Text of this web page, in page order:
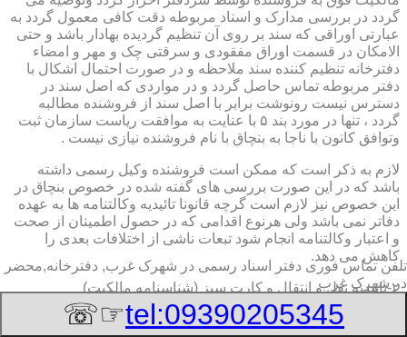
گردد در بررسی مدارک و اسناد مربوطه دقت کافی معمول گردد به
عبارتی اوراقی که سند بر روی آن تنظیم گردیده بهادار باشد و حتی
الامکان در قسمت اوراق مفقودی و سرقتی چک و مهر و امضاء
دفترخانه تنظیم کننده سند ملاحظه و در صورت احتمال اشکال با
دفتر مربوطه تماس حاصل گردد و در مواردی که اصل سند در
دسترس نیست رونوشت برابر با اصل سند از فروشنده مطالبه
گردد ، تنها در مورد بند ۵ با عنایت به موافقت ریاست سازمان ثبت
وتوافق کانون با ناجا به بنچاق با نام فروشنده نیازی نیست .
لازم به ذکر است که ممکن است فروشنده وکیل رسمی داشته
باشد که در این صورت بررسی های گفته شده در خصوص بنچاق در
این خصوص نیز لازم است گرچه قانونا تائیدیه وکالتنامه ها به عهده
دفاتر نمی باشد ولی هرنوع اقدامی که در حصول اطمینان از صحت
و اعتبار وکالتنامه انجام شود تبعات ناشی از اختلافات بعدی را
کاهش می دهد.
۲-تائیدیه نقل و انتقال و کارت سبز (شناسنامه مالکیت)
برگ تائیدیه نقل و انتقال صادره از مراکز تعویض پلاک حاوی
تلفن تماس فوری دفتر اسناد رسمی در شهرک غرب, دفترخانه,محضر
در شهرک غرب
tel:09390205345
☞☏